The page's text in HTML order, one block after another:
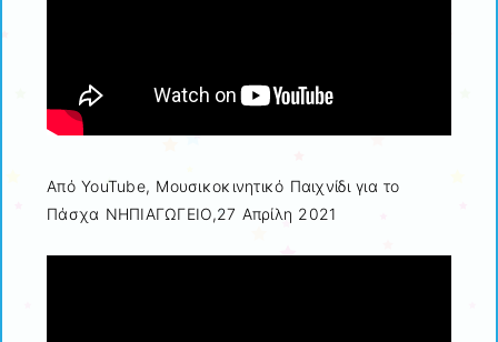
Από YouTube, Μουσικοκινητικό Παιχνίδι για το
Πάσχα ΝΗΠΙΑΓΩΓΕΙΟ,27 Aπρίλη 2021